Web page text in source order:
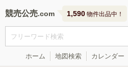
競売公売 1,590 物件出品中！
ホーム 地図検索 カレンダー